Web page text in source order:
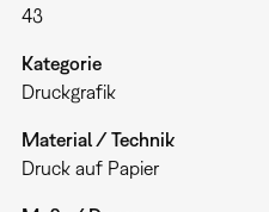
43
Kategorie
Druckgrafik
Material / Technik
Druck auf Papier